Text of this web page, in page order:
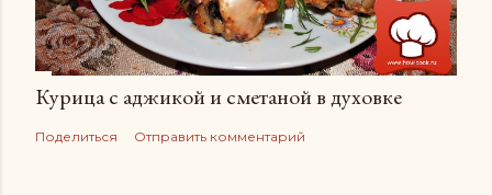
Курица с аджикой и сметаной в духовке
Поделиться Отправить комментарий